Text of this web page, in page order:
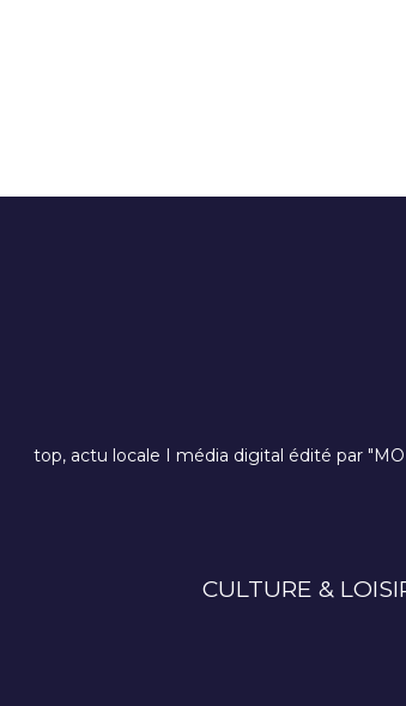
top, actu locale I média digital édité par
CULTURE &